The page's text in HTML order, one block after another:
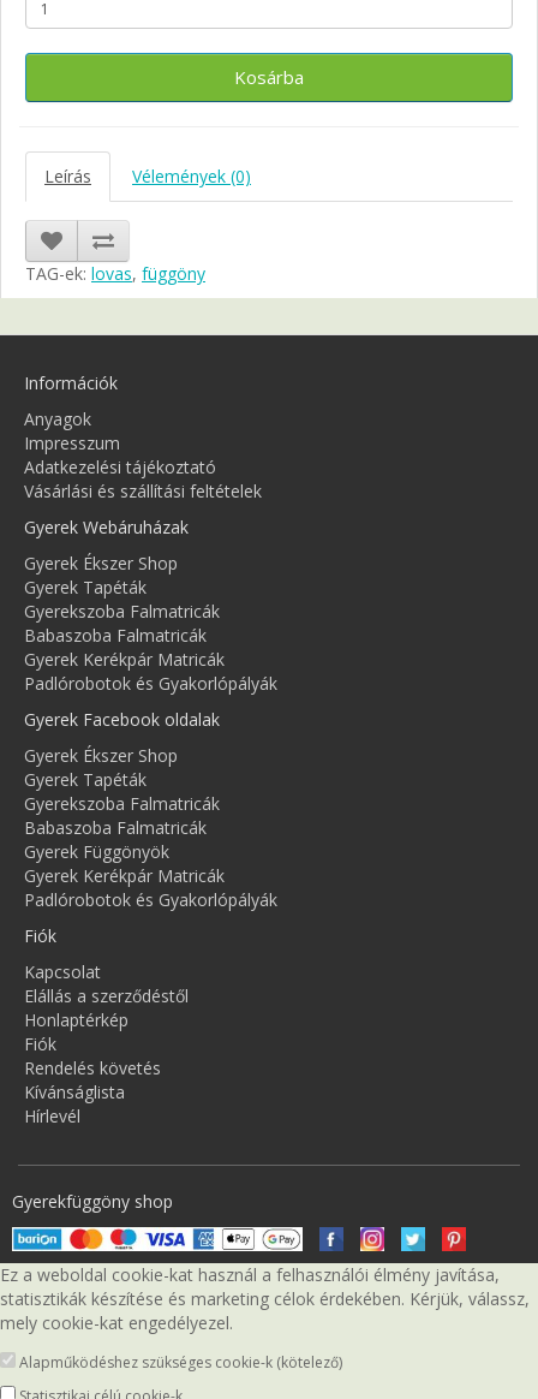
Kosárba
Leírás Vélemények (0)
TAG-ek: lovas, függöny
Információk
Anyagok
Impresszum
Adatkezelési tájékoztató
Vásárlási és szállítási feltételek
Gyerek Webáruházak
Gyerek Ékszer Shop
Gyerek Tapéták
Gyerekszoba Falmatricák
Babaszoba Falmatricák
Gyerek Kerékpár Matricák
Padlórobotok és Gyakorlópályák
Gyerek Facebook oldalak
Gyerek Ékszer Shop
Gyerek Tapéták
Gyerekszoba Falmatricák
Babaszoba Falmatricák
Gyerek Függönyök
Gyerek Kerékpár Matricák
Padlórobotok és Gyakorlópályák
Fiók
Kapcsolat
Elállás a szerződéstől
Honlaptérkép
Fiók
Rendelés követés
Kívánságlista
Hírlevél
Gyerekfüggöny shop
Ez a weboldal cookie-kat használ a felhasználói élmény javítása,
statisztikák készítése és marketing célok érdekében. Kérjük, válassz,
mely cookie-kat engedélyezel.
Alapműködéshez szükséges cookie-k (kötelező)